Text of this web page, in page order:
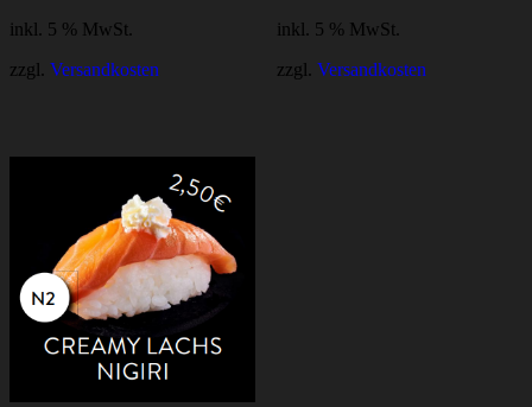
inkl. 5 % MwSt.
zzgl. Versandkosten
inkl. 5 % MwSt.
zzgl. Versandkosten